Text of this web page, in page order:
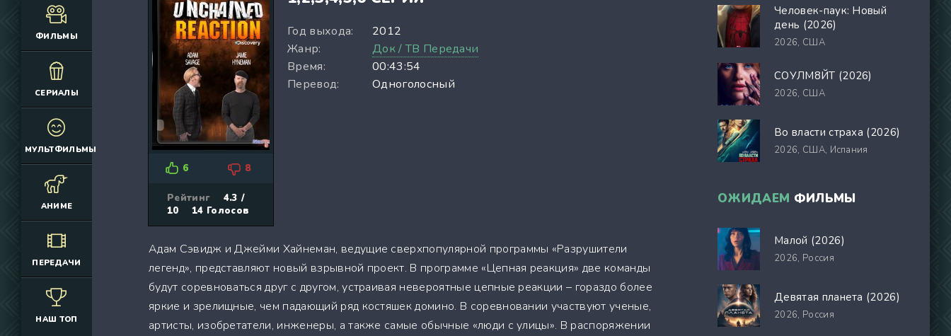
ФИЛЬМЫ
(12925)
(4392)
(6692)
(2645)
(2752)
(2164)
(10686)
(7063)
(3006)
(308)
(4415)
(3222)
(3576)
(576)
(34291)
СЕРИАЛЫ
(3076)
(2166)
(660)
(1830)
(324)
(884)
(12174)
(335)
МУЛЬТФИЛЬМЫ
АНИМЕ
ПЕРЕДАЧИ
НАШ ТОП
6 8
Рейтинг
4.3 /
10
14 Голосов
Год выхода:
2012
Жанр:
Док / ТВ Передачи
Время:
00:43:54
Перевод:
Одноголосный
Адам Сэвидж и Джейми Хайнеман, ведущие сверхпопулярной программы «Разрушители
легенд», представляют новый взрывной проект. В программе «Цепная реакция» две команды
будут соревноваться друг с другом, устраивая невероятные цепные реакции – гораздо более
яркие и зрелищные, чем падающий ряд костяшек домино. В соревновании участвуют ученые,
артисты, изобретатели, инженеры, а также самые обычные «люди с улицы». В распоряжении
Человек-паук: Новый
день (2026)
2026, США
СОУЛМ8ЙТ (2026)
2026, США
Во власти страха (2026)
2026, США, Испания
ОЖИДАЕМ ФИЛЬМЫ
Малой (2026)
2026, Россия
Девятая планета (2026)
2026, Россия